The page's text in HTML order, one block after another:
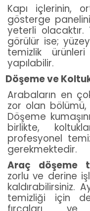
Kapı içlerinin,
gösterge
yeterli olacaktır.
görülür ise;
temizlik
yapılabilir.
Döşeme ve
Arabaların en
zor olan
Döşeme
birlikte,
profesyonel
gerekmektedir.
Araç döşeme
zorlu ve derine
kaldırabilirsiniz.
temizliği için